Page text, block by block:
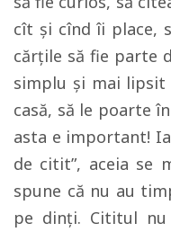
cît şi cînd îi place,
cărţile să fie parte
simplu şi mai lipsit
casă, să le poarte
asta e important!
de citit”, aceia se
spune că nu au
pe dinţi. Cititul